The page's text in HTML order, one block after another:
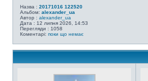
Назва : 20171016 122520
Альбом: alexander_ua
Автор : alexander_ua
Дата : 12 липня 2026, 14:53
Перегляди : 1058
Коментарі: поки що немає